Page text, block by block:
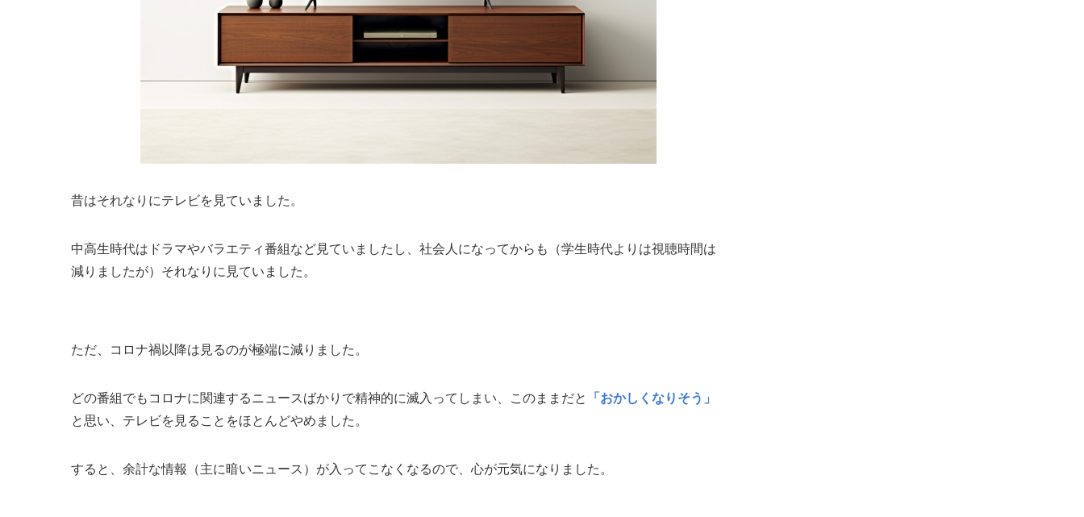
昔はそれなりにテレビを見ていました。
中高生時代はドラマやバラエティ番組など見ていましたし、社会人になってからも（学生時代よりは視聴時間は
減りましたが）それなりに見ていました。
ただ、コロナ禍以降は見るのが極端に減りました。
どの番組でもコロナに関連するニュースばかりで精神的に滅入ってしまい、このままだと
「おかしくなりそう」
と思い、テレビを見ることをほとんどやめました。
すると、余計な情報（主に暗いニュース）が入ってこなくなるので、心が元気になりました。